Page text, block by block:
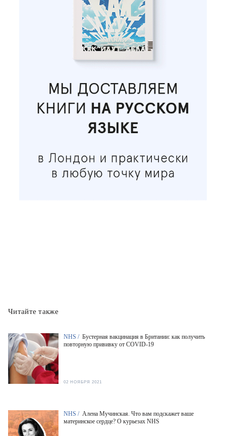
Читайте также
NHS / Бустерная вакцинация в Британии: как получить
повторную прививку от COVID-19
02 НОЯБРЯ 2021
NHS / Алена Мучинская. Что вам подскажет ваше
материнское сердце? О курьезах NHS